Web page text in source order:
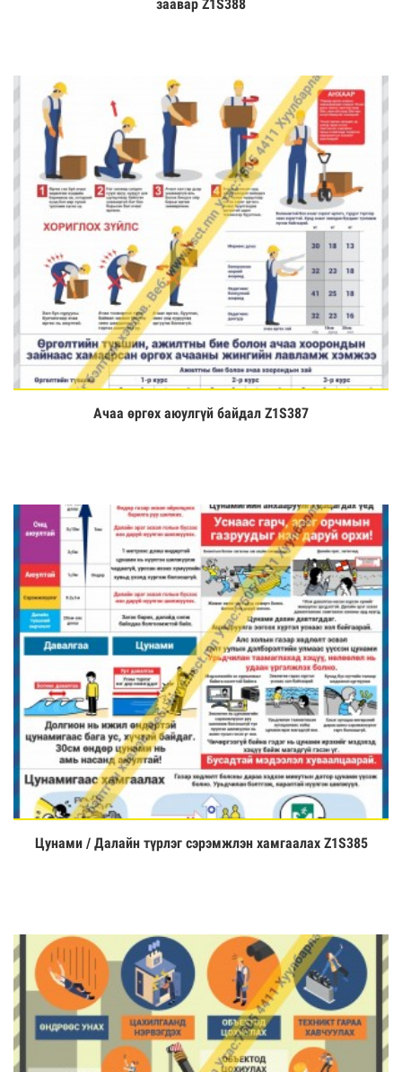
заавар Z1S388
Үзэх
Ачаа өргөх аюулгүй байдал Z1S387
Үзэх
Цунами / Далайн түрлэг сэрэмжлэн хамгаалах Z1S385